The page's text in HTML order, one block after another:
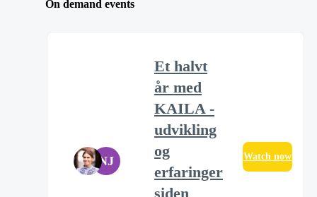
On demand events
NJ
Et halvt
år med
KAILA -
udvikling
og
erfaringer
siden
Watch now